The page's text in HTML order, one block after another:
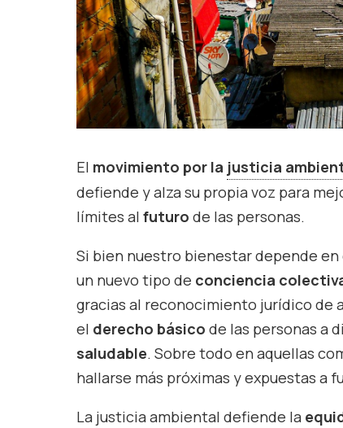
El movimiento por la justicia
defiende y alza su propia voz para
límites alfuturo de las personas.
Si bien nuestro bienestar depende
un nuevo tipo de conciencia
gracias al reconocimiento jurídico de
el derecho básico de las personas a
saludable. Sobre todo en aquellas
hallarse más próximas y expuestas a
La justicia ambiental defiende la